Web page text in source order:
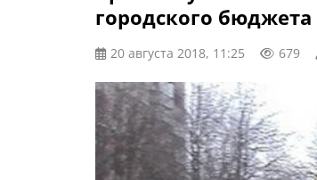
городского бюджета
20 августа 2018, 11:25 679